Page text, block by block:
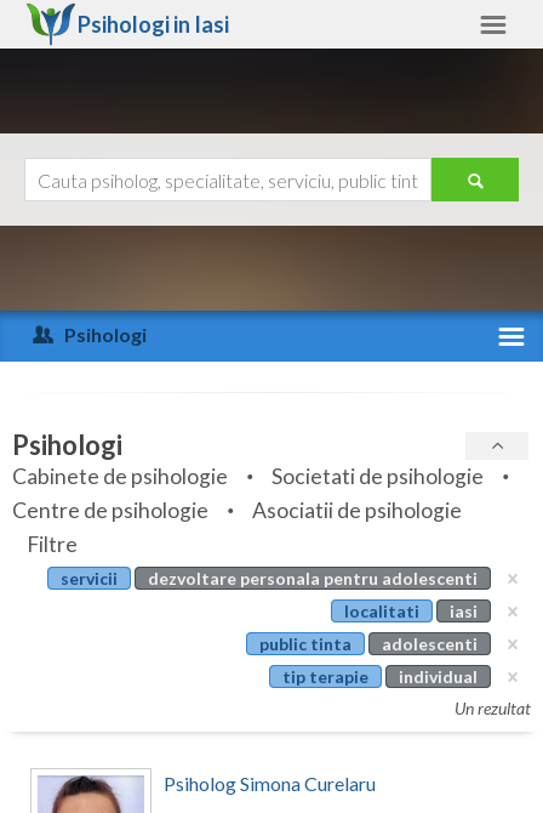
Psihologi in Iasi
Arad
Arges
Bihor
Bistrita-Nasaud
Botosani
Calarasi
Ajutor
Psihologi
Specialitati
Servicii
Articole
Evenimente
Psihologi
Cabinete de psihologie
Societati de psihologie
Centre de psihologie
Asociatii de psihologie
Filtre
servicii
dezvoltare personala pentru adolescenti
localitati
iasi
public tinta
adolescenti
tip terapie
individual
Un rezultat
Psiholog Simona Curelaru